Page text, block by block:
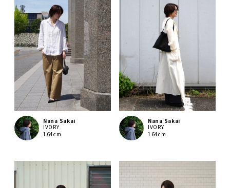
Nana Sakai
IVORY
164cm
Nana Sakai
IVORY
164cm